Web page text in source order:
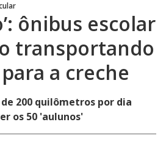
ônibus escolar
transportando
a creche
200 quilômetros por dia
os 50 'aulunos'